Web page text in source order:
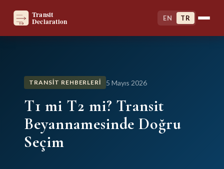
EN TR
TRANSIT REHBERLERI 5 Mayıs 2026
T1 mi T2 mi? Transit
Beyannamesinde Doğru
Seçim